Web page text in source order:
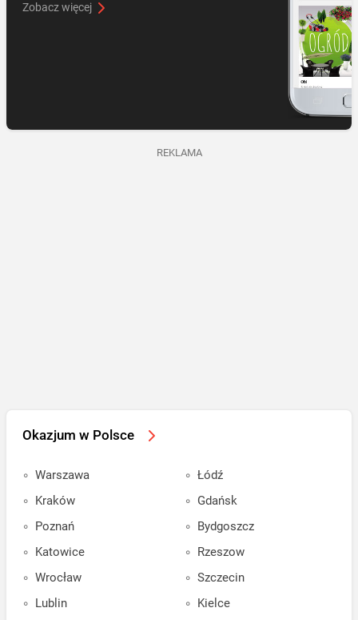
Zobacz więcej
REKLAMA
Okazjum w Polsce
Warszawa
Kraków
Poznań
Katowice
Wrocław
Lublin
Łódź
Gdańsk
Bydgoszcz
Rzeszow
Szczecin
Kielce